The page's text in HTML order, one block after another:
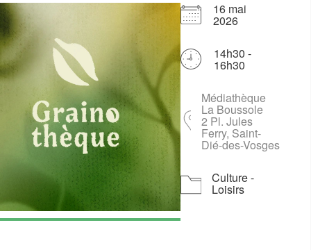
16 mai
2026
14h30 -
16h30
Télécharger ICS
Calendrier
Médiathèque
La Boussole
2 Pl. Jules
Ferry, Saint-
Dié-des-Vosges
Culture -
Loisirs